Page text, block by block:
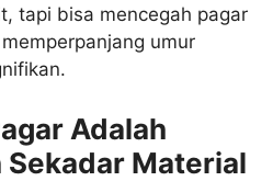
tapi bisa mencegah pagar
umur
Adalah
Sekadar Material